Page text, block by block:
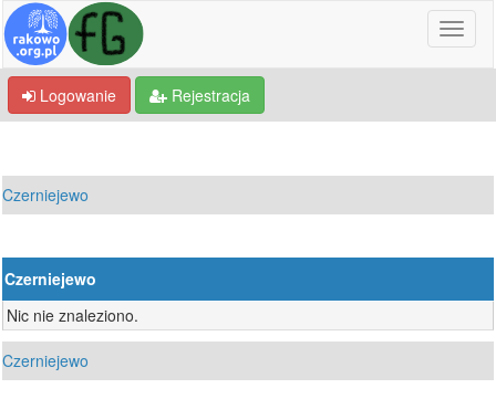
Logowanie Rejestracja
Czerniejewo
Czerniejewo
Nic nie znaleziono.
Czerniejewo